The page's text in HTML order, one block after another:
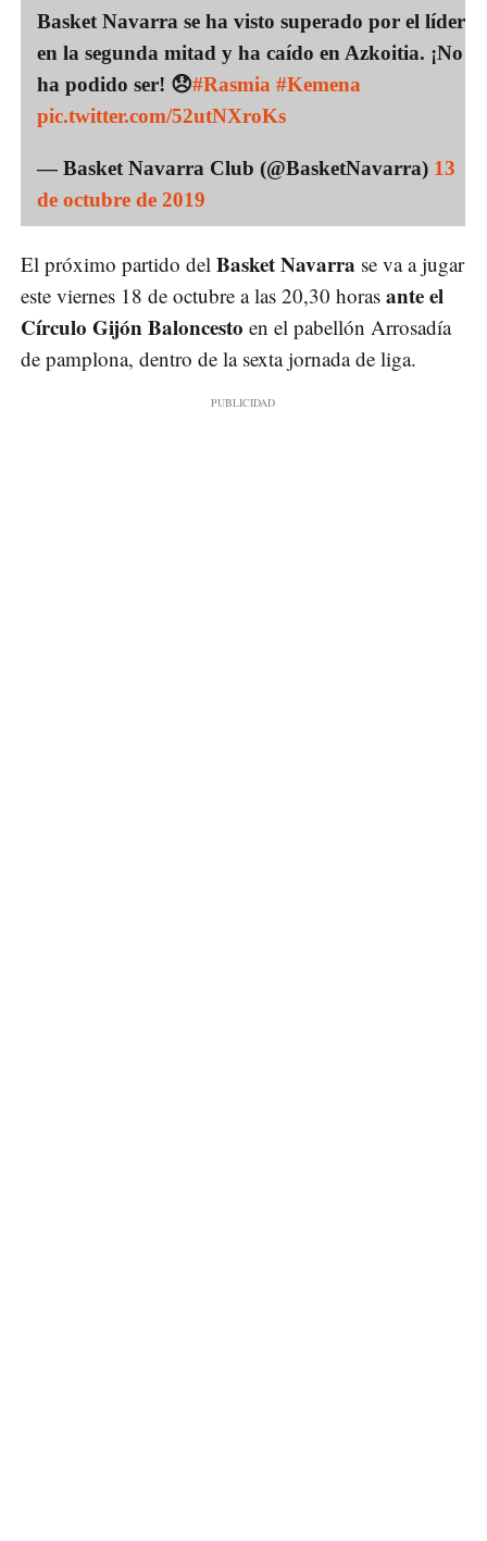
Basket Navarra se ha visto superado por el líder
en la segunda mitad y ha caído en Azkoitia. ¡No
ha podido ser! 😞#Rasmia #Kemena
pic.twitter.com/52utNXroKs
— Basket Navarra Club (@BasketNavarra) 13
de octubre de 2019
El próximo partido del Basket Navarra se va a jugar
este viernes 18 de octubre a las 20,30 horas ante el
Círculo Gijón Baloncesto en el pabellón Arrosadía
de pamplona, dentro de la sexta jornada de liga.